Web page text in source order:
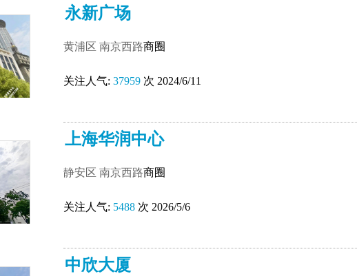
永新广场
黄浦区 南京西路商圈
关注人气: 37959 次 2024/6/11
上海华润中心
静安区 南京西路商圈
关注人气: 5488 次 2026/5/6
中欣大厦